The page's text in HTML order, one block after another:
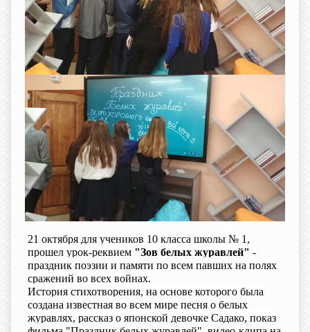
21 октября для учеников 10 класса школы № 1,
прошел урок-реквием "Зов белых журавлей" -
праздник поэзии и памяти по всем павших на полях
сражений во всех войнах.
История стихотворения, на основе которого была
создана известная во всем мире песня о белых
журавлях, рассказ о японской девочке Садако, показ